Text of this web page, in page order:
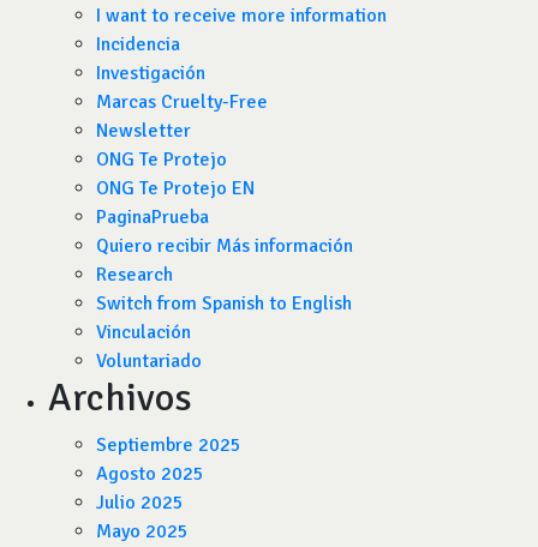
I want to receive more information
Incidencia
Investigación
Marcas Cruelty-Free
Newsletter
ONG Te Protejo
ONG Te Protejo EN
PaginaPrueba
Quiero recibir Más información
Research
Switch from Spanish to English
Vinculación
Voluntariado
Archivos
Septiembre 2025
Agosto 2025
Julio 2025
Mayo 2025